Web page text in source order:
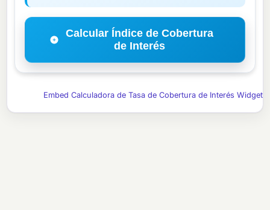
Calcular Índice de Cobertura
de Interés
Embed Calculadora de Tasa de Cobertura de Interés Widget